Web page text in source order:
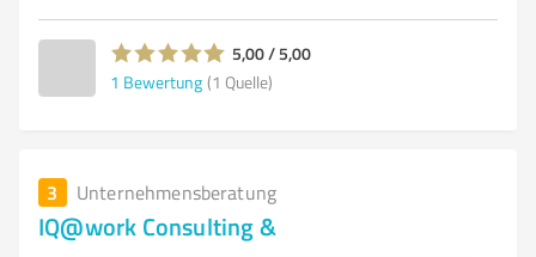
5,00 / 5,00
1 Bewertung (1 Quelle)
3 Unternehmensberatung
IQ@work Consulting &